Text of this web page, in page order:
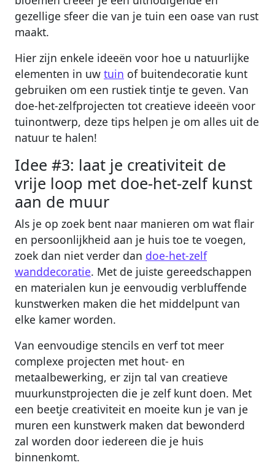
gezellige sfeer die van je tuin een oase van rust
maakt.
Hier zijn enkele ideeën voor hoe u natuurlijke
elementen in uw tuin of buitendecoratie kunt
gebruiken om een rustiek tintje te geven. Van
doe-het-zelfprojecten tot creatieve ideeën voor
tuinontwerp, deze tips helpen je om alles uit de
natuur te halen!
Idee #3: laat je creativiteit de
vrije loop met doe-het-zelf kunst
aan de muur
Als je op zoek bent naar manieren om wat flair
en persoonlijkheid aan je huis toe te voegen,
zoek dan niet verder dan doe-het-zelf
wanddecoratie. Met de juiste gereedschappen
en materialen kun je eenvoudig verbluffende
kunstwerken maken die het middelpunt van
elke kamer worden.
Van eenvoudige stencils en verf tot meer
complexe projecten met hout- en
metaalbewerking, er zijn tal van creatieve
muurkunstprojecten die je zelf kunt doen. Met
een beetje creativiteit en moeite kun je van je
muren een kunstwerk maken dat bewonderd
zal worden door iedereen die je huis
binnenkomt.